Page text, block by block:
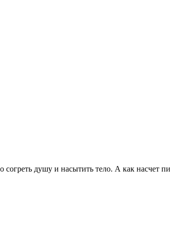
согреть душу и насытить тело. А как